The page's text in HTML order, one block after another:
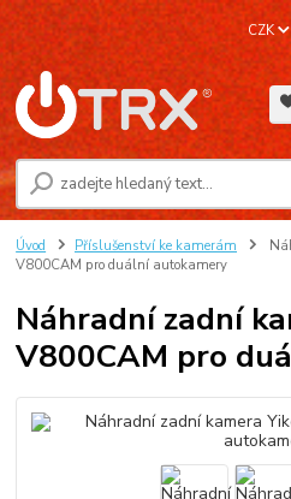
CZK
Úvod Příslušenství ke kamerám
V800CAM pro duální autokamery
Náhradní zadní
V800CAM pro